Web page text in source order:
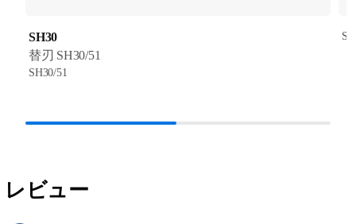
SH30
替刃 SH30/51
SH30/51
レビュー